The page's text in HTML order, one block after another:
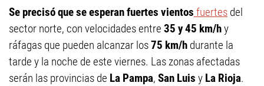
Se precisó que se esperan fuertes vientos fuertes del
sector norte, con velocidades entre 35 y 45 km/hy
ráfagas que pueden alcanzar los75 km/h durante la
tarde y la noche de este viernes. Las zonas afectadas
serán las provincias de La Pampa, San Luis y La Rioja.